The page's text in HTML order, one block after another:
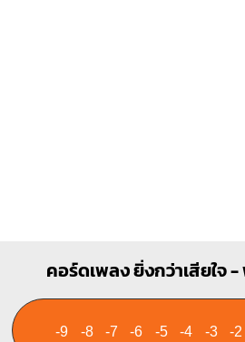
คอร์ดเพลง ยิ่งกว่าเสียใจ
-9 -8 -7 -6 -5 -4 -3 -2